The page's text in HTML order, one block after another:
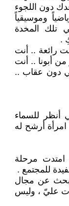
دون اللجوء
وموسيقياً
تلك المخدة
.
رائعة .. أنت
أبونا .. أنت
دون عقاب ..
للسماء
امرأة أرشح له
امتدت مرحلة
للمجتمع .
عن مجال
عليّ ، وليس